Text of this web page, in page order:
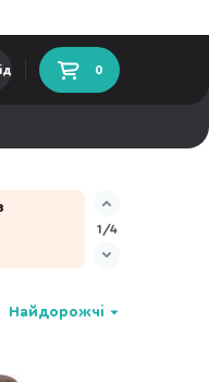
0
1/4
Найдорожчі